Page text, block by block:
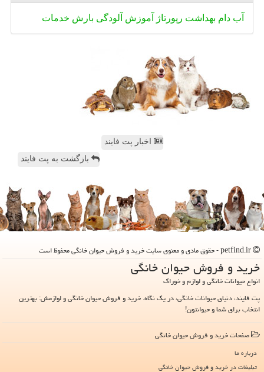
آب دام بهداشت رپورتاژ آموزش آلودگی بارش خدمات
اخبار پت فایند
بازگشت به پت فایند
خرید و فروش حیوان خانگی
انواع حیوانات خانگی و لوازم و خوراک
پت فایند، دنیای حیوانات خانگی، در یک نگاه. خرید و فروش حیوان خانگی و لوازمش: بهترین
انتخاب برای شما و حیوانتون!
صفحات خرید و فروش حیوان خانگی
درباره ما
تبلیغات در خرید و فروش حیوان خانگی